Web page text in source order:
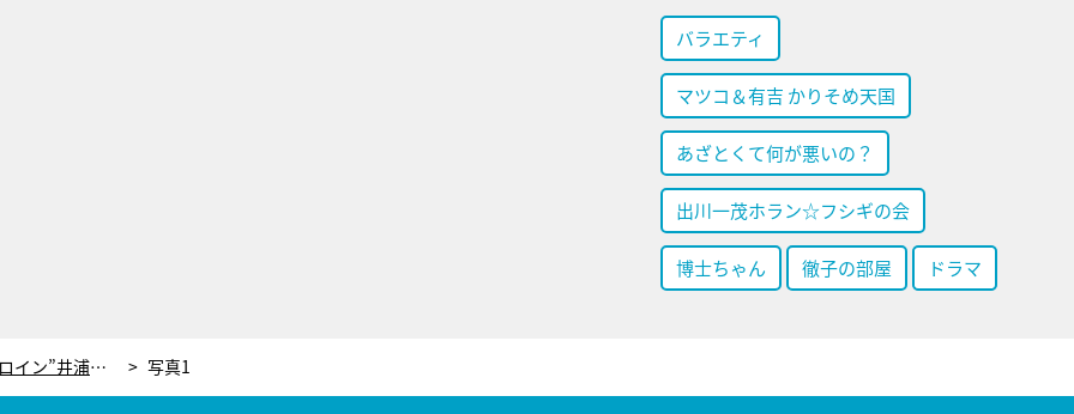
バラエティ
マツコ＆有吉 かりそめ天国
あざとくて何が悪いの？
出川一茂ホラン☆フシギの会
博士ちゃん 徹子の部屋 ドラマ
三浦翔平「俺だけ見てろよ」“ヒロイン”井浦新をベッドに押し倒し…＜あのキス＞ 写真1